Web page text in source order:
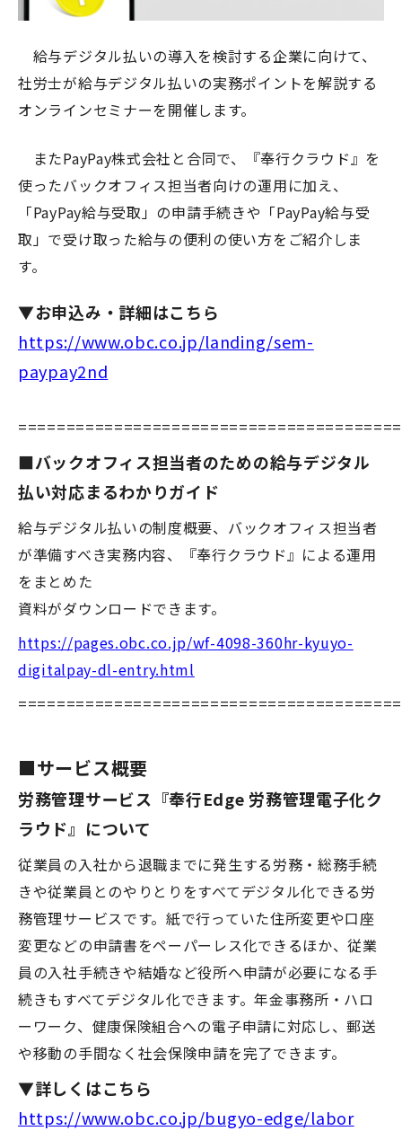
給与デジタル払いの導入を検討する企業に向けて、
社労士が給与デジタル払いの実務ポイントを解説する
オンラインセミナーを開催します。
またPayPay株式会社と合同で、『奉行クラウド』を
使ったバックオフィス担当者向けの運用に加え、
「PayPay給与受取」の申請手続きや「PayPay給与受
取」で受け取った給与の便利の使い方をご紹介しま
す。
▼お申込み・詳細はこちら
https://www.obc.co.jp/landing/sem-
paypay2nd
■バックオフィス担当者のための給与デジタル
払い対応まるわかりガイド
給与デジタル払いの制度概要、バックオフィス担当者
が準備すべき実務内容、『奉行クラウド』による運用
をまとめた
資料がダウンロードできます。
https://pages.obc.co.jp/wf-4098-360hr-kyuyo-
digitalpay-dl-entry.html
■サービス概要
労務管理サービス『奉行Edge 労務管理電子化ク
ラウド』について
従業員の入社から退職までに発生する労務・総務手続
きや従業員とのやりとりをすべてデジタル化できる労
務管理サービスです。紙で行っていた住所変更や口座
変更などの申請書をペーパーレス化できるほか、従業
員の入社手続きや結婚など役所へ申請が必要になる手
続きもすべてデジタル化できます。年金事務所・ハロ
ーワーク、健康保険組合への電子申請に対応し、郵送
や移動の手間なく社会保険申請を完了できます。
▼詳しくはこちら
https://www.obc.co.jp/bugyo-edge/labor